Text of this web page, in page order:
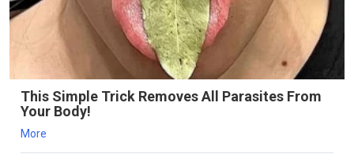
This Simple Trick Removes All Parasites From
Your Body!
More